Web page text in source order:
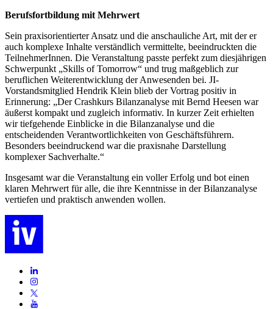
Berufsfortbildung mit Mehrwert
Sein praxisorientierter Ansatz und die anschauliche Art, mit der er
auch komplexe Inhalte verständlich vermittelte, beeindruckten die
TeilnehmerInnen. Die Veranstaltung passte perfekt zum diesjährigen
Schwerpunkt „Skills of Tomorrow“ und trug maßgeblich zur
beruflichen Weiterentwicklung der Anwesenden bei. JI-
Vorstandsmitglied Hendrik Klein blieb der Vortrag positiv in
Erinnerung: „Der Crashkurs Bilanzanalyse mit Bernd Heesen war
äußerst kompakt und zugleich informativ. In kurzer Zeit erhielten
wir tiefgehende Einblicke in die Bilanzanalyse und die
entscheidenden Verantwortlichkeiten von Geschäftsführern.
Besonders beeindruckend war die praxisnahe Darstellung
komplexer Sachverhalte.“
Insgesamt war die Veranstaltung ein voller Erfolg und bot einen
klaren Mehrwert für alle, die ihre Kenntnisse in der Bilanzanalyse
vertiefen und praktisch anwenden wollen.